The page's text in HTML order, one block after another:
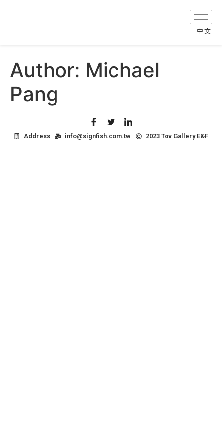
中文
Author: Michael
Pang
Address info@signfish.com.tw 2023 Tov Gallery E&F